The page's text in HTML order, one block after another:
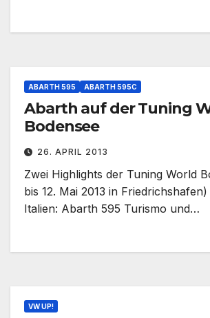
ABARTH 595 ABARTH 595C
Abarth auf der Tuning
Bodensee
26. APRIL 2013
Zwei Highlights der Tuning World
bis 12. Mai 2013 in
Italien: Abarth 595 Turismo und…
VW UP!